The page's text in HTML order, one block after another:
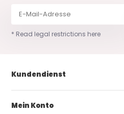
* Read legal restrictions here
Kundendienst
Mein Konto